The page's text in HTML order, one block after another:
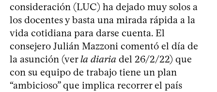
consideración (LUC) ha dejado muy solos a
los docentes y basta una mirada rápida a la
vida cotidiana para darse cuenta. El
consejero Julián Mazzoni comentó el día de
la asunción (verla diaria del 26/2/22) que
con su equipo de trabajo tiene un plan
“ambicioso” que implica recorrer el país